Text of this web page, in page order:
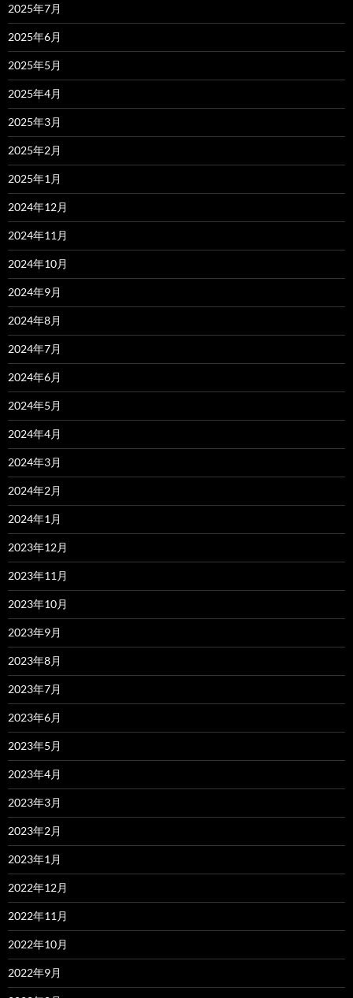
2025年7月
2025年6月
2025年5月
2025年4月
2025年3月
2025年2月
2025年1月
2024年12月
2024年11月
2024年10月
2024年9月
2024年8月
2024年7月
2024年6月
2024年5月
2024年4月
2024年3月
2024年2月
2024年1月
2023年12月
2023年11月
2023年10月
2023年9月
2023年8月
2023年7月
2023年6月
2023年5月
2023年4月
2023年3月
2023年2月
2023年1月
2022年12月
2022年11月
2022年10月
2022年9月